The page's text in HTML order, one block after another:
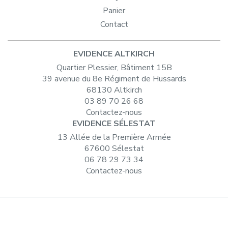
Panier
Contact
EVIDENCE ALTKIRCH
Quartier Plessier, Bâtiment 15B
39 avenue du 8e Régiment de Hussards
68130 Altkirch
03 89 70 26 68
Contactez-nous
EVIDENCE SÉLESTAT
13 Allée de la Première Armée
67600 Sélestat
06 78 29 73 34
Contactez-nous